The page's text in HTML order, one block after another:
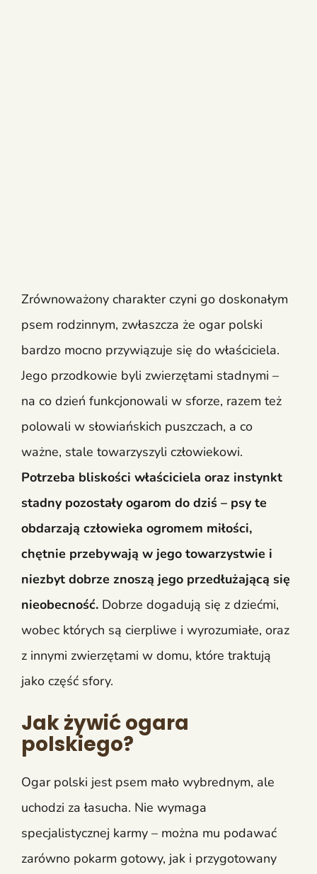
Zrównoważony charakter czyni go doskonałym
psem rodzinnym, zwłaszcza że ogar polski
bardzo mocno przywiązuje się do właściciela.
Jego przodkowie byli zwierzętami stadnymi –
na co dzień funkcjonowali w sforze, razem też
polowali w słowiańskich puszczach, a co
ważne, stale towarzyszyli człowiekowi.
Potrzeba bliskości właściciela oraz instynkt
stadny pozostały ogarom do dziś – psy te
obdarzają człowieka ogromem miłości,
chętnie przebywają w jego towarzystwie i
niezbyt dobrze znoszą jego przedłużającą się
nieobecność. Dobrze dogadują się z dziećmi,
wobec których są cierpliwe i wyrozumiałe, oraz
z innymi zwierzętami w domu, które traktują
jako część sfory.
Jak żywić ogara
polskiego?
Ogar polski jest psem mało wybrednym, ale
uchodzi za łasucha. Nie wymaga
specjalistycznej karmy – można mu podawać
zarówno pokarm gotowy, jak i przygotowany